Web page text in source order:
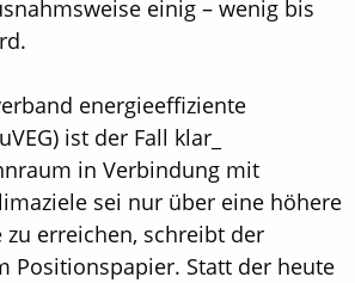
einig – wenig bis
energieeffiziente
ist der Fall klar_
in Verbindung mit
sei nur über eine höhere
zu erreichen, schreibt der
Positionspapier. Statt der heute